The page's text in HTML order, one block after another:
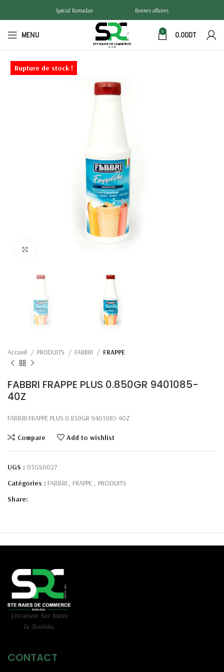
Spécial Ramadan Bonnes affaires
MENU 0 0.00DT
Rupture de stock !
Accueil PRODUITS FABBRI FRAPPE
FABBRI FRAPPE PLUS 0.850GR 9401085-
40Z
FABBRI FRAPPE PLUS 0.850GR 9401085-40Z
Compare Add to wishlist
UGS : 03GS0027
Catégories : FABBRI , FRAPPE , PRODUITS
Share:
Livraison Sur toute
la Tunisie.
CONTACT